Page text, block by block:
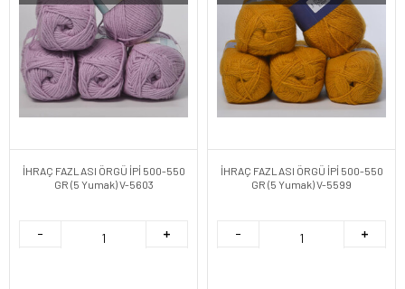
İHRAÇ FAZLASI ÖRGÜ İPİ 500-550
GR (5 Yumak) V-5603
İHRAÇ FAZLASI ÖRGÜ İPİ 500-550
GR (5 Yumak) V-5599